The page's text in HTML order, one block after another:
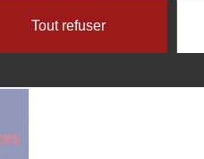
Tout refuser